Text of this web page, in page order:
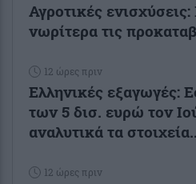
Αγροτικές
νωρίτερα τις
12 ώρες πριν
Ελληνικές εξαγωγές:
των 5 δισ. ευρώ τον
αναλυτικά τα
12 ώρες πριν